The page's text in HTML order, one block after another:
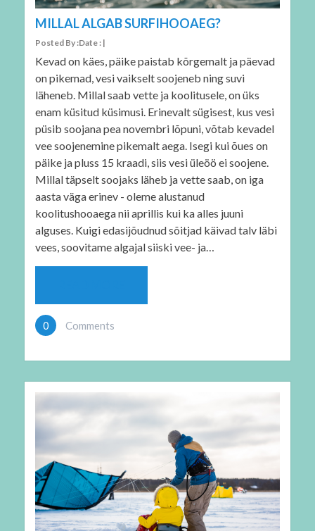
MILLAL ALGAB SURFIHOOAEG?
Posted By :Date : |
Kevad on käes, päike paistab kõrgemalt ja päevad
on pikemad, vesi vaikselt soojeneb ning suvi
läheneb. Millal saab vette ja koolitusele, on üks
enam küsitud küsimusi. Erinevalt sügisest, kus vesi
püsib soojana pea novembri lõpuni, võtab kevadel
vee soojenemine pikemalt aega. Isegi kui õues on
päike ja pluss 15 kraadi, siis vesi üleöö ei soojene.
Millal täpselt soojaks läheb ja vette saab, on iga
aasta väga erinev - oleme alustanud
koolitushooaega nii aprillis kui ka alles juuni
alguses. Kuigi edasijõudnud sõitjad käivad talv läbi
vees, soovitame algajal siiski vee- ja…
0 Comments